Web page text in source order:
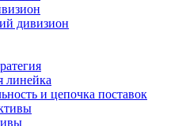
дивизион
линейка
и цепочка поставок